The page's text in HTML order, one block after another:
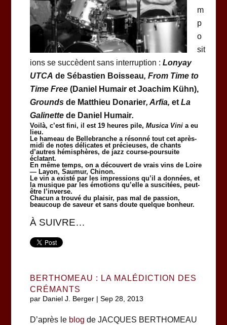
m
p
o
sit
ions se succèdent sans interruption : Lonyay
UTCA de Sébastien Boisseau, From Time to
Time Free (Daniel Humair et Joachim Kühn),
Grounds de Matthieu Donarier, Arfia, et La
Galinette de Daniel Humair.
Voilà, c’est fini, il est 19 heures pile, Musica Vinia eu
lieu.
Le hameau de Bellebranche a résonné tout cet après-
midi de notes délicates et précieuses, de chants
d’autres hémisphères, de jazz course-poursuite
éclatant.
En même temps, on a découvert de vrais vins de Loire
— Layon, Saumur, Chinon.
Le vin a existé par les impressions qu’il a données, et
la musique par les émotions qu’elle a suscitées, peut-
être l’inverse.
Chacun a trouvé du plaisir, pas mal de passion,
beaucoup de saveur et sans doute quelque bonheur.
À SUIVRE…
BERTHOMEAU : LA MALÉDICTION DES
CRÉMANTS
par Daniel J. Berger| Sep 28, 2013
D’après le blog de JACQUES BERTHOMEAU